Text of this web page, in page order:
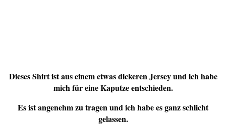
Dieses Shirt ist aus einem etwas dickeren Jersey und ich habe
mich für eine Kaputze entschieden.
Es ist angenehm zu tragen und ich habe es ganz schlicht
gelassen.